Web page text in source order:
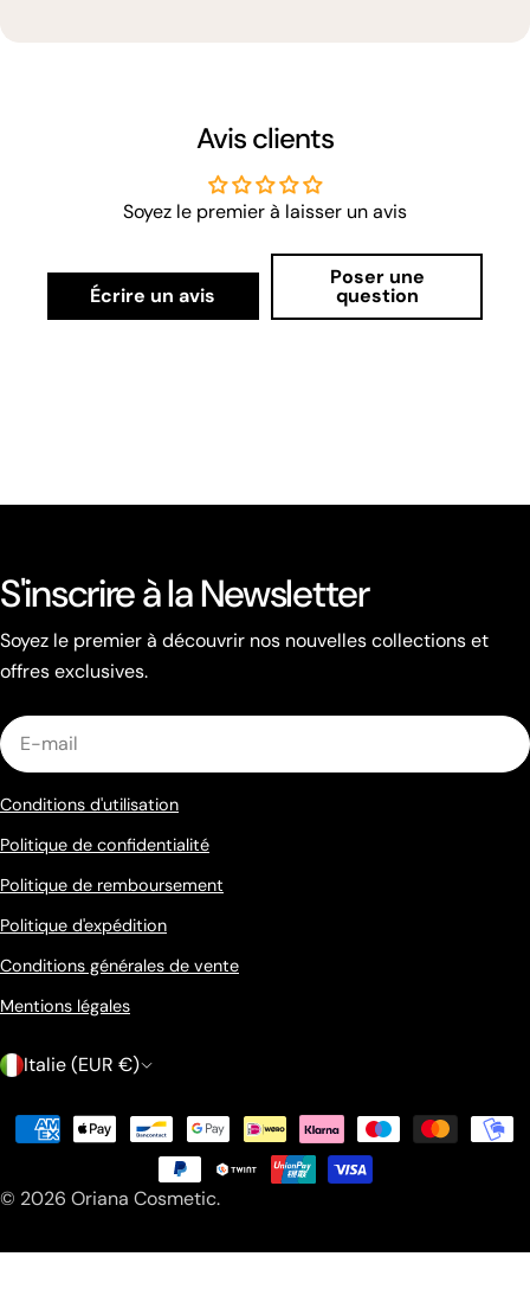
Avis clients
Soyez le premier à laisser un avis
Écrire un avis
Poser une
question
S'inscrire à la Newsletter
Soyez le premier à découvrir nos nouvelles collections et
offres exclusives.
E-
mail
Conditions d'utilisation
Politique de confidentialité
Politique de remboursement
Politique d'expédition
Conditions générales de vente
Mentions légales
P
s
r
Italie (EUR €)
© 2026 Oriana Cosmetic.
Méthodes
payement